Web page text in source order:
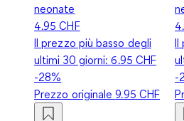
neonate
4.95 CHF
Il prezzo più basso degli
ultimi 30 giorni:6.95 CHF
-28%
Prezzo originale9.95 CHF
Il
-